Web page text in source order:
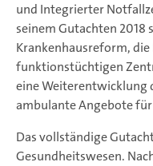
und Integrierter
seinem Gutachten 2018
Krankenhausreform,
funktionstüchtigen
eine Weiterentwicklung
ambulante Angebote
Das vollständige
Gesundheitswesen.